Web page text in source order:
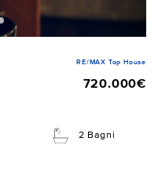
RE/MAX Top House
720.000€
2 Bagni